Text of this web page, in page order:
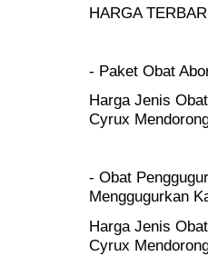
HARGA
- Paket Obat
Harga Jenis
Cyrux
- Obat
Menggugurkan
Harga Jenis
Cyrux